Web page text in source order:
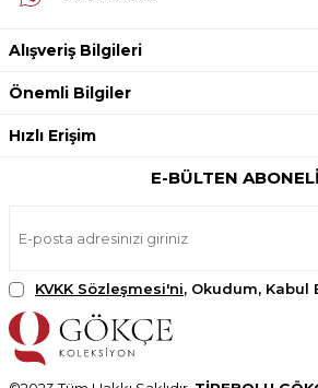
Alışveriş Bilgileri
Önemli Bilgiler
Hızlı Erişim
E-BÜLTEN
KVKK Sözleşmesi'ni, Okudum, Kabul